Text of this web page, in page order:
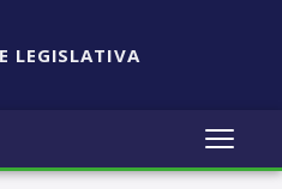
LEGISLATIVA